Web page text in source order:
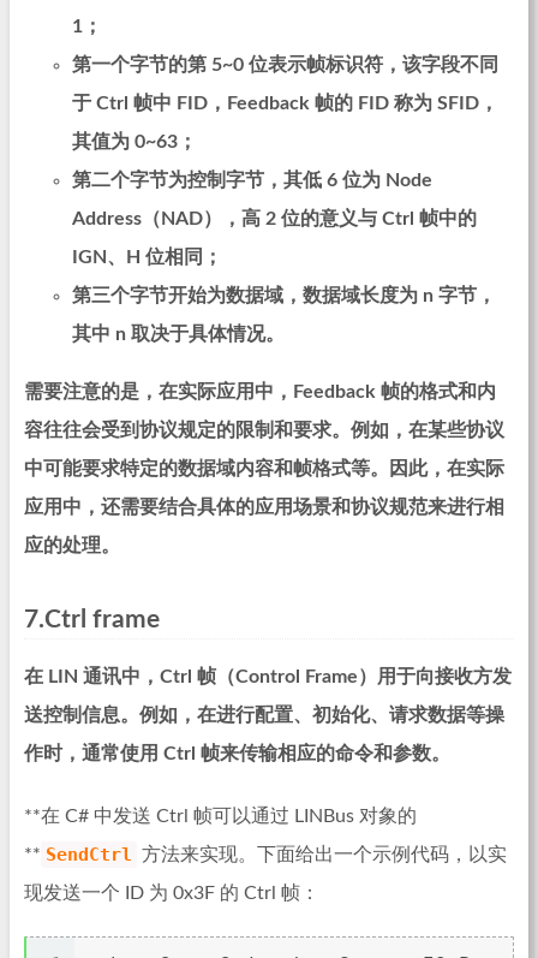
1；
第一个字节的第 5~0 位表示帧标识符，该字段不同
于 Ctrl 帧中 FID，Feedback 帧的 FID 称为 SFID，
其值为 0~63；
第二个字节为控制字节，其低 6 位为 Node
Address（NAD），高 2 位的意义与 Ctrl 帧中的
IGN、H 位相同；
第三个字节开始为数据域，数据域长度为 n 字节，
其中 n 取决于具体情况。
需要注意的是，在实际应用中，Feedback 帧的格式和内
容往往会受到协议规定的限制和要求。例如，在某些协议
中可能要求特定的数据域内容和帧格式等。因此，在实际
应用中，还需要结合具体的应用场景和协议规范来进行相
应的处理。
7.Ctrl frame
在 LIN 通讯中，Ctrl 帧（Control Frame）用于向接收方发
送控制信息。例如，在进行配置、初始化、请求数据等操
作时，通常使用 Ctrl 帧来传输相应的命令和参数。
**在 C# 中发送 Ctrl 帧可以通过 LINBus 对象的
** SendCtrl 方法来实现。下面给出一个示例代码，以实
现发送一个 ID 为 0x3F 的 Ctrl 帧：